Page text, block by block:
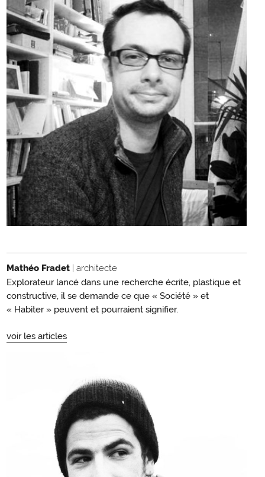
Mathéo Fradet | architecte
Explorateur lancé dans une recherche écrite, plastique et
constructive, il se demande ce que « Société » et
« Habiter » peuvent et pourraient signifier.
voir les articles